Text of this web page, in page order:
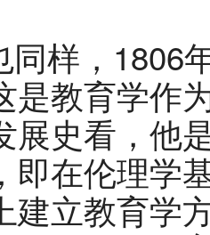
样，1806
是教育学作
展史看，他
即在伦理学
建立教育学